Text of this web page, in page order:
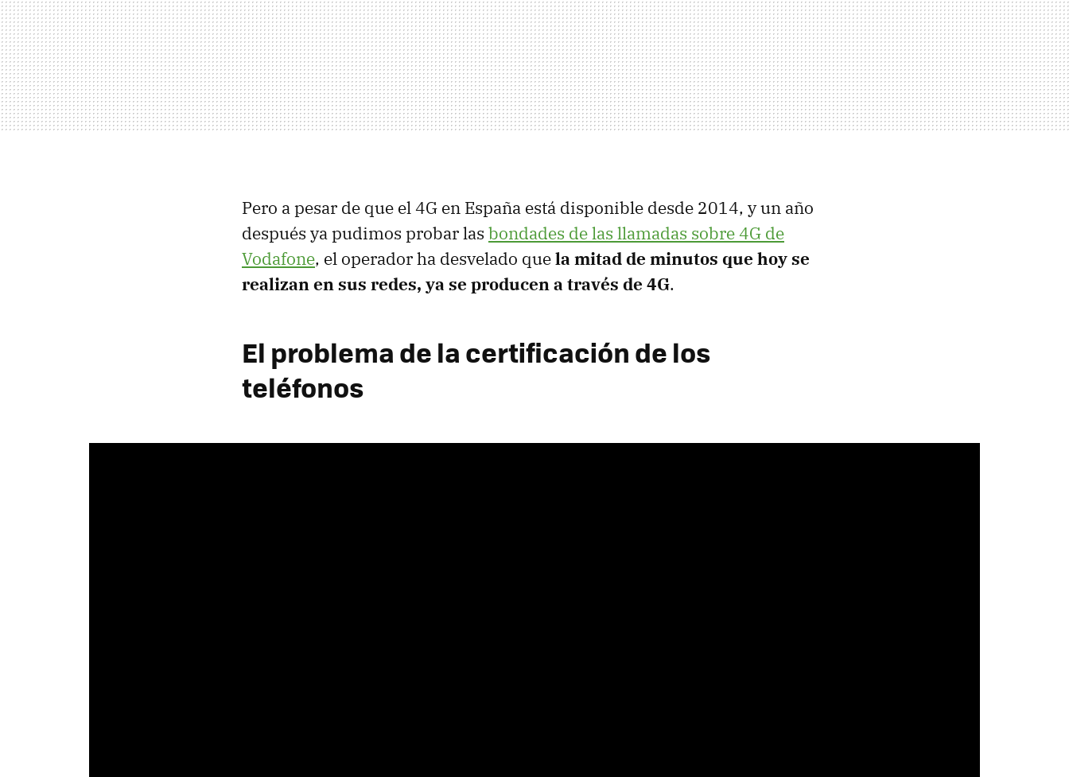
Pero a pesar de que el 4G en España está disponible desde 2014, y un año
después ya pudimos probar las bondades de las llamadas sobre 4G de
Vodafone, el operador ha desvelado quela mitad de minutos que hoy se
realizan en sus redes, ya se producen a través de 4G.
El problema de la certificación de los
teléfonos